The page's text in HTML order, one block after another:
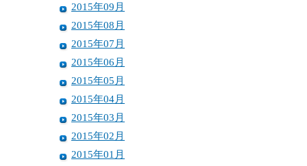
2015年09月
2015年08月
2015年07月
2015年06月
2015年05月
2015年04月
2015年03月
2015年02月
2015年01月